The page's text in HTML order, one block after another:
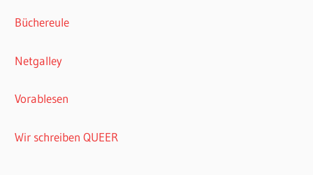
Büchereule
Netgalley
Vorablesen
Wir schreiben QUEER